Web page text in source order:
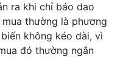
ra khi chỉ báo dao
thường là phương
không kéo dài, vì
đó thường ngắn